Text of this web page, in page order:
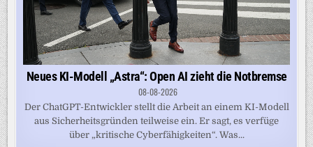
Neues KI-Modell „Astra“: Open AI zieht die Notbremse
08-08-2026
Der ChatGPT-Entwickler stellt die Arbeit an einem KI-Modell
aus Sicherheitsgründen teilweise ein. Er sagt, es verfüge
über „kritische Cyberfähigkeiten“. Was...